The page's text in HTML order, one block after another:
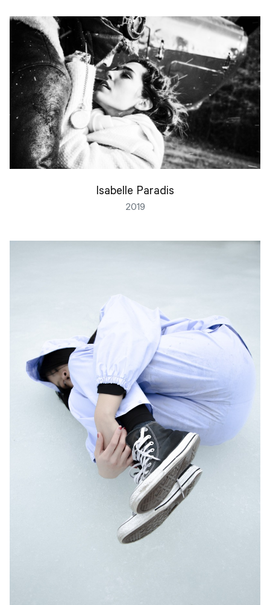
Isabelle Paradis
2019